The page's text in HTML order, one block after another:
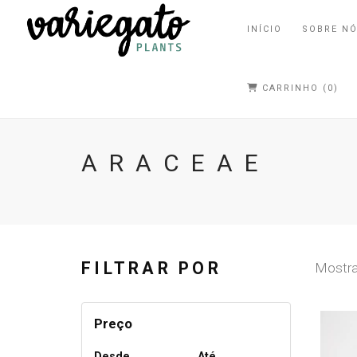
INÍCIO SOBRE
CARRINHO (0)
ARACEAE
FILTRAR POR
Preço